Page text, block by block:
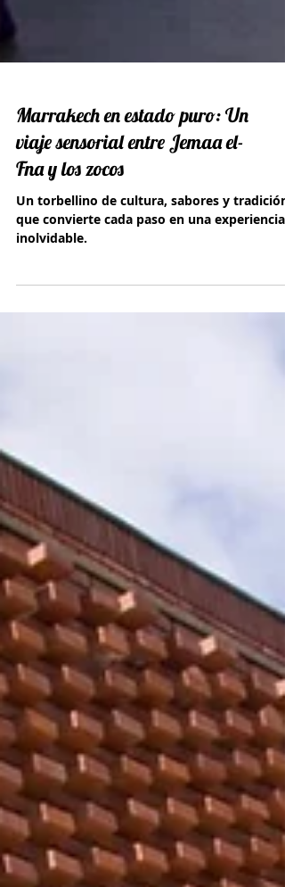
Marrakech en estado puro: Un
viaje sensorial entre Jemaa el-
Fna y los zocos
inolvidable.